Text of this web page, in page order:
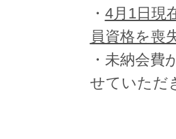
・ 4月1日現
員資格を喪
・未納会費
せていただ